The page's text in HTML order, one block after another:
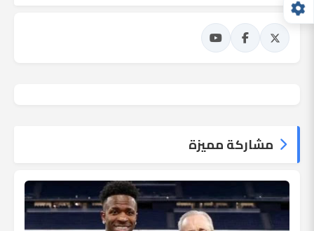
مشاركة مميزة